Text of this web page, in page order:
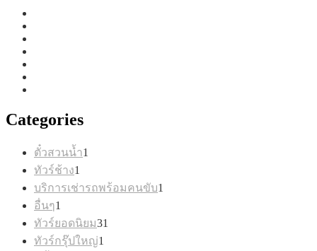
Categories
ตั๋วสวนน้ำ1
ทัวร์ช้าง1
สินค้า
บริการเช่ารถพร้อมคนขับ1
อื่นๆ1
สินค้า
ทัวร์ยอดนิยม31
ทัวร์กรุ๊ปใหญ่1